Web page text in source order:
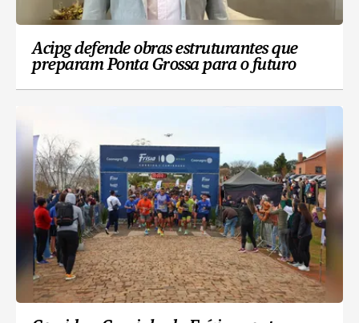
Acipg defende obras estruturantes que
preparam Ponta Grossa para o futuro